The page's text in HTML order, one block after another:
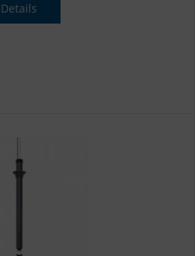
Details